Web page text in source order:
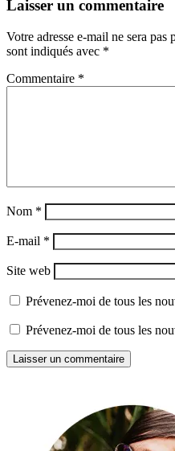
Laisser un commentaire
Votre adresse e-mail ne sera pas
sont indiqués avec *
Commentaire *
Nom *
E-mail *
Site web
Prévenez-moi de tous les
Prévenez-moi de tous les